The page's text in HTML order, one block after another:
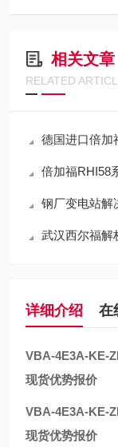
相关文章
RELATED
德国进口倍加
倍加福RHI58
钢厂变电站解
武汉西尔福解
详细介绍 在
VBA-4E3A-KE-
现货优势报价
VBA-4E3A-KE-
现货优势报价